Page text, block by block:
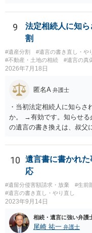
9
法定相続人に知
割
#遺産分割 #遺言の書き直し・や
#不動産・土地の相続
#遺言の真
2026年7月18日
匿名A 弁護士
・当初法定相続人に知ら
か。 →有効です。知らせる
の遺言の書き換えは、叔
ますか。 →本人が自由に決
です。客観的な基準もあり
することはできますか。
ないということでしょうか
と拒否することはできます
10
遺言書に書かれ
応
#遺留分侵害額請求・放棄 #生前
#遺言の書き直し・やり直し
2023年9月14日
相続・遺言に強い弁護
尾崎 祐一 弁護士